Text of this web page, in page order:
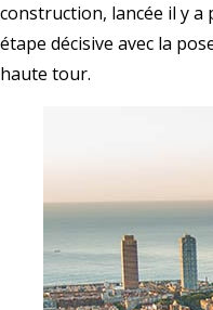
construction, lancée il y a
étape décisive avec la
haute tour.